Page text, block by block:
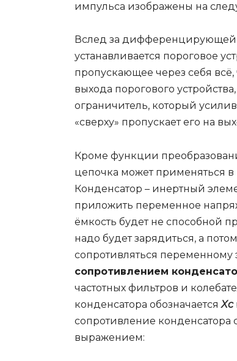
импульса изображены на
Вслед за дифференцирующей
устанавливается пороговое
пропускающее через себя
выхода порогового
ограничитель, который
«сверху» пропускает его на
Кроме функции
цепочка может применяться в
Конденсатор – инертный
приложить переменное
ёмкость будет не способной
надо будет зарядиться, а
сопротивляться переменному
сопротивлением
частотных фильтров и
конденсатора обозначается Xc
сопротивление конденсатора
выражением: